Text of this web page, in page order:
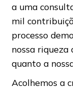
a uma
mil
processo
nossa
quanto a
Acolhemos a